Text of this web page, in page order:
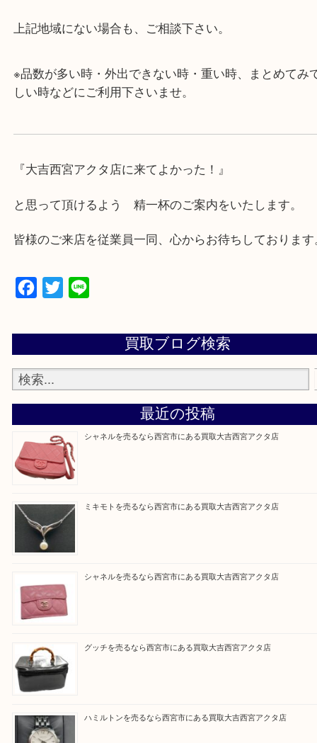
み下さい。
・近隣にコインパーキングが多数あるので、お車で
にも便利です。
・急な出費に対応させて頂きます♪
西宮市・芦屋市その他日帰り出来る範囲で承ります
上記地域にない場合も、ご相談下さい。
※品数が多い時・外出できない時・重い時、まとめ
しい時などにご利用下さいませ。
『大吉西宮アクタ店に来てよかった！』
と思って頂けるよう 精一杯のご案内をいたします
皆様のご来店を従業員一同、心からお待ちしており
Facebook
Twitter
シャネルを売るなら西宮市にある買取大吉西宮アクタ店